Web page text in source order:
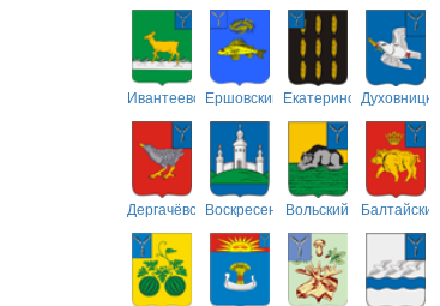
ИвантеевскийЕршовский ЕкатериновскийДуховницкий
ДергачёвскийВоскресенскийВольский Балтайский